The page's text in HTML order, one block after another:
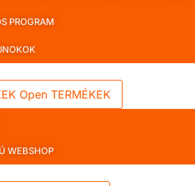
PROGRAM
Open TERMÉKEK
WEBSHOP